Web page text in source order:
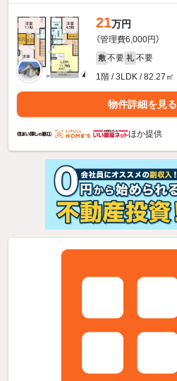
21万円
（管理費6,000円）
敷 不要 礼 不要
1階 / 3LDK / 82.27㎡
物件詳細を見る
ほか提供